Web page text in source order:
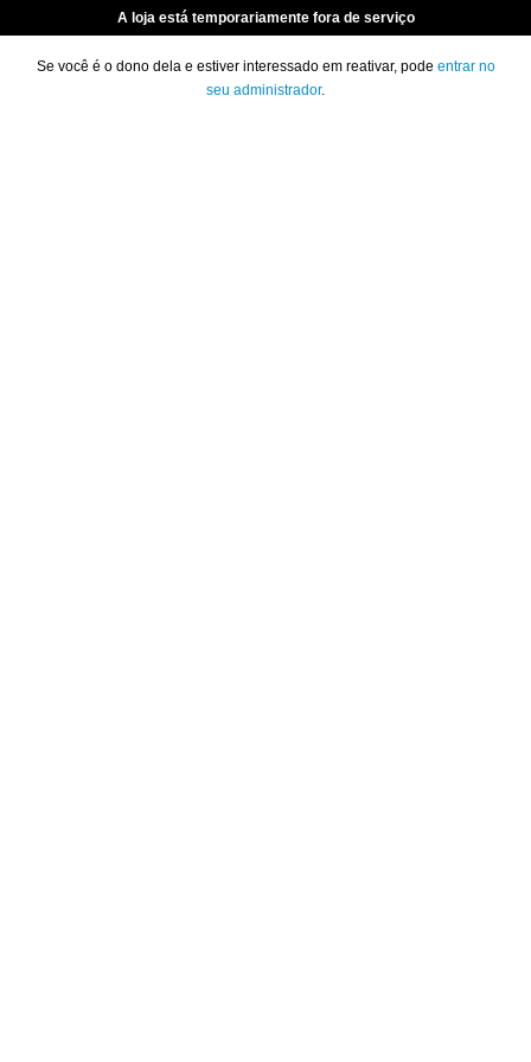
A loja está temporariamente fora de serviço
Se você é o dono dela e estiver interessado em reativar, pode entrar no
seu administrador.